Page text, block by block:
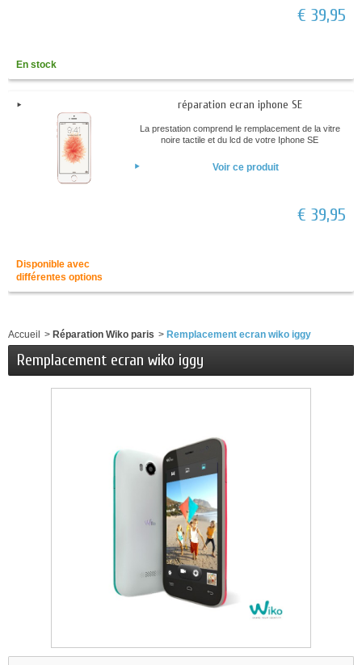
€ 39,95
En stock
réparation ecran iphone SE
La prestation comprend le remplacement de la vitre
noire tactile et du lcd de votre Iphone SE
Voir ce produit
€ 39,95
Disponible avec
différentes options
Accueil > Réparation Wiko paris > Remplacement ecran wiko iggy
Remplacement ecran wiko iggy